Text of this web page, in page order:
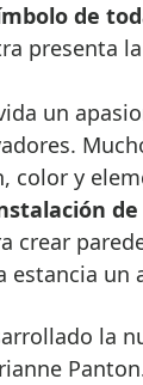
de
presenta la
un
color y
de
crear
un
la